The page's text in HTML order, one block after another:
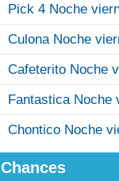
Pick 4 Noche
Culona Noche
Cafeterito Noche
Fantastica Noche
Chontico Noche
Chances